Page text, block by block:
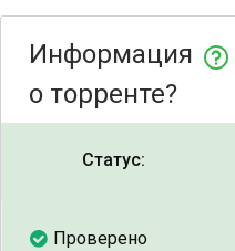
Информация
о торренте?
Статус:
Проверено